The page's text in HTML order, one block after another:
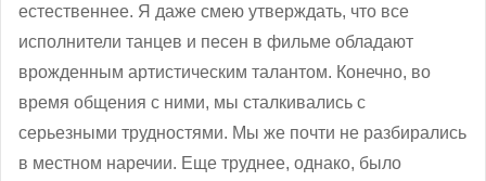
естественнее. Я даже смею утверждать, что все
исполнители танцев и песен в фильме обладают
врожденным артистическим талантом. Конечно, во
время общения с ними, мы сталкивались с
серьезными трудностями. Мы же почти не разбирались
в местном наречии. Еще труднее, однако, было